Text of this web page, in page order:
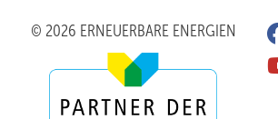
© 2026 ERNEUERBARE ENERGIEN